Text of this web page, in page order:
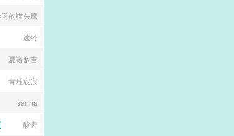
的猫头鹰
途铃
夏诺多吉
青珏宸宸
sanna
酸齿